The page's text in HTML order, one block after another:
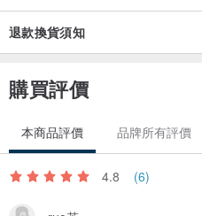
普魯士藍皮格紋手工禮盒
特的質韻與文化，賦予在濃郁情感
皮革紋理手工設計包裝，使心意與
精緻設計的單開盒理念，讓心意與
退款換貨須知
購買評價
本商品評價 品牌所有評價
4.8 (6)